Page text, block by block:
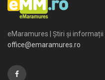
eMaramures | Știri și informații
office@emaramures.ro